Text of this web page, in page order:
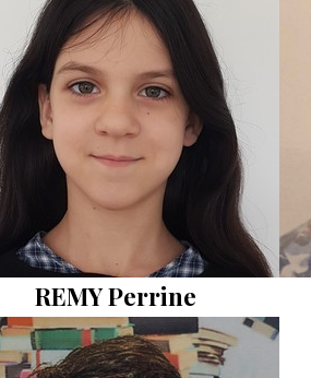
REMY Perrine